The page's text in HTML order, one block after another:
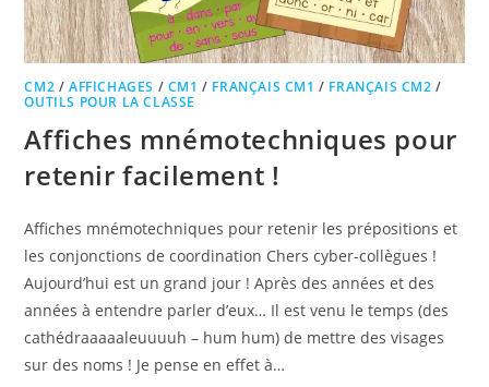
CM2 /AFFICHAGES / CM1 / FRANÇAIS CM1 / FRANÇAIS CM2 /
OUTILS POUR LA CLASSE
Affiches mnémotechniques pour
retenir facilement !
Affiches mnémotechniques pour retenir les prépositions et
les conjonctions de coordination Chers cyber-collègues !
Aujourd’hui est un grand jour ! Après des années et des
années à entendre parler d’eux… Il est venu le temps (des
cathédraaaaaleuuuuh – hum hum) de mettre des visages
sur des noms ! Je pense en effet à…